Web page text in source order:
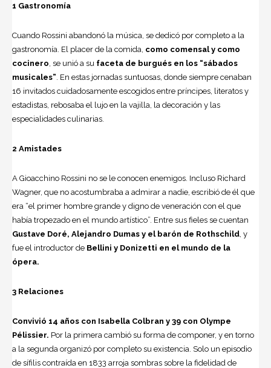
1 Gastronomía
Cuando Rossini abandonó la música, se dedicó por completo a la
gastronomía. El placer de la comida, como comensal y como
cocinero , se unió a su faceta de burgués en los “sábados
musicales” . En estas jornadas suntuo­sas, donde siempre cenaban
16 invita­dos cuidadosamente escogidos entre príncipes, literatos y
estadistas, rebosa­ba el lujo en la vajilla, la decoración y las
especialidades culinarias.
2 Amistades
A Gioacchino Ros­sini no se le cono­cen enemigos. Incluso Richard
Wagner, que no acostumbraba a admirar a nadie, escribió de él que
era “el primer hombre grande y digno de veneración con el que
había tropezado en el mundo artístico”. Entre sus fieles se cuentan
Gustave Doré, Alejandro Dumas y el barón de Rothschild , y
fue el introductor de Bellini y Donizetti en el mundo de la
ópera.
3 Relaciones
Convivió 14 años con Isabella Colbran y 39 con Olympe
Pélissier. Por la primera cambió su forma de componer, y en torno
a la segunda organizó por completo su existencia. Solo un episo­dio
de sífilis contraída en 1833 arroja sombras sobre la fidelidad de